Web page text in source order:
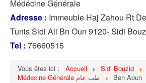
Médécine Générale
Adresse : Immeuble Haj Zahou Rt De
Tunis Sidi Ali Bn Oun 9120- Sidi
Tel : 76660515
Vous êtes ici : Accueil
Sidi Bouzid
Médecine Générale طب عام
Ben Aoun